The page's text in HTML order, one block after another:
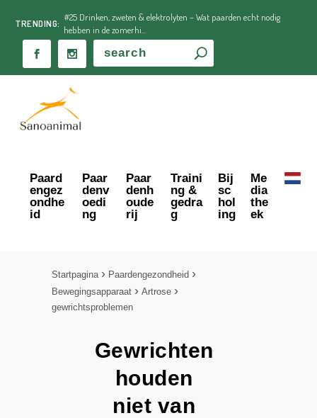
TRENDING:
#25 Drinken, zweten & elektrolyten – Wat paarden echt nodig
hebben in de zomerhi...
Paard
engez
ondhe
id
Paar
denv
oedi
ng
Paar
denh
oude
rij
Traini
ng &
gedra
g
Bij
sc
hol
ing
Me
dia
the
ek
Startpagina
Paardengezondheid
Bewegingsapparaat
Artrose
gewrichtsproblemen
Gewrichten
houden
niet van